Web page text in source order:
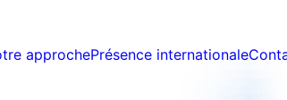
approchePrésence internationale